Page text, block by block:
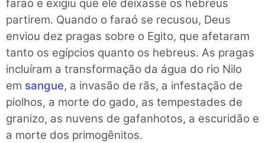
faraó e exigiu que ele deixasse os hebreus
partirem. Quando o faraó se recusou, Deus
enviou dez pragas sobre o Egito, que afetaram
tanto os egípcios quanto os hebreus. As pragas
incluíram a transformação da água do rio Nilo
em sangue, a invasão de rãs, a infestação de
piolhos, a morte do gado, as tempestades de
granizo, as nuvens de gafanhotos, a escuridão e
a morte dos primogênitos.